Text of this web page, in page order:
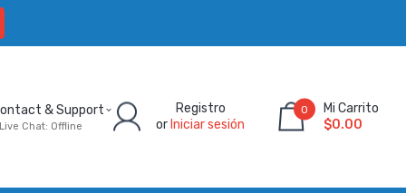
& Support
Live Chat: Offline
Registro
or Iniciar sesión
0
Mi Carrito
$0.00